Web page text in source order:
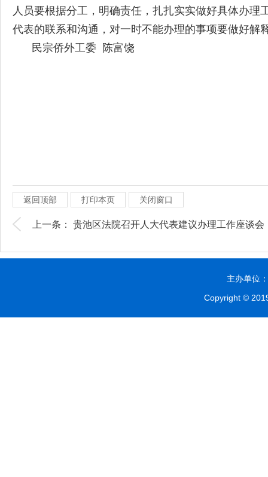
人员要根据分工，明确责任，扎扎实实做好具体办
代表的联系和沟通，对一时不能办理的事项要做好
民宗侨外工委 陈富饶
返回顶部 打印本页 关闭窗口
上一条： 贵池区法院召开人大代表建议办理工作座谈会
主办单位
Copyright ©